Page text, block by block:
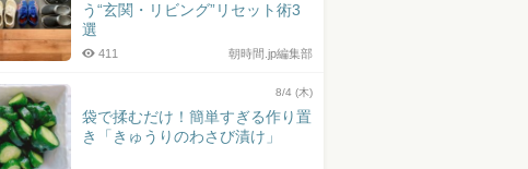
う“玄関・リビング”リセット術3
選
朝時間.jp編集部
411
8/4 (木)
袋で揉むだけ！簡単すぎる作り置
き「きゅうりのわさび漬け」